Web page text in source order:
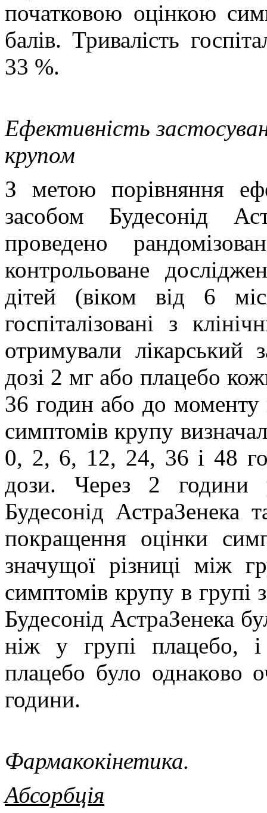
початковою оцінкою
балів. Тривалість
33 %.
Ефективність
крупом
З метою порівняння
засобом Будесонід
проведено
контрольоване
дітей (віком від 6
госпіталізовані з
отримували лікарський
дозі 2 мг або плацебо
36 годин або до моменту
симптомів крупу
0, 2, 6, 12, 24, 36 і 48
дози. Через 2 години
Будесонід АстраЗенека
покращення оцінки
значущої різниці між
симптомів крупу в групі
Будесонід АстраЗенека
ніж у групі плацебо,
плацебо було однаково
години.
Фармакокінетика.
Абсорбція